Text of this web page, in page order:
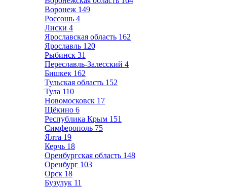
Воронеж 149
Россошь 4
Лиски 4
Ярославская область 162
Ярославль 120
Рыбинск 31
Переславль-Залесский 4
Бишкек 162
Тульская область 152
Тула 110
Новомосковск 17
Щёкино 6
Республика Крым 151
Симферополь 75
Ялта 19
Керчь 18
Оренбургская область 148
Оренбург 103
Орск 18
Бузулук 11